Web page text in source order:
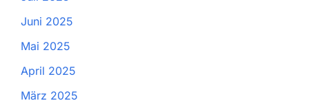
Juni 2025
Mai 2025
April 2025
März 2025